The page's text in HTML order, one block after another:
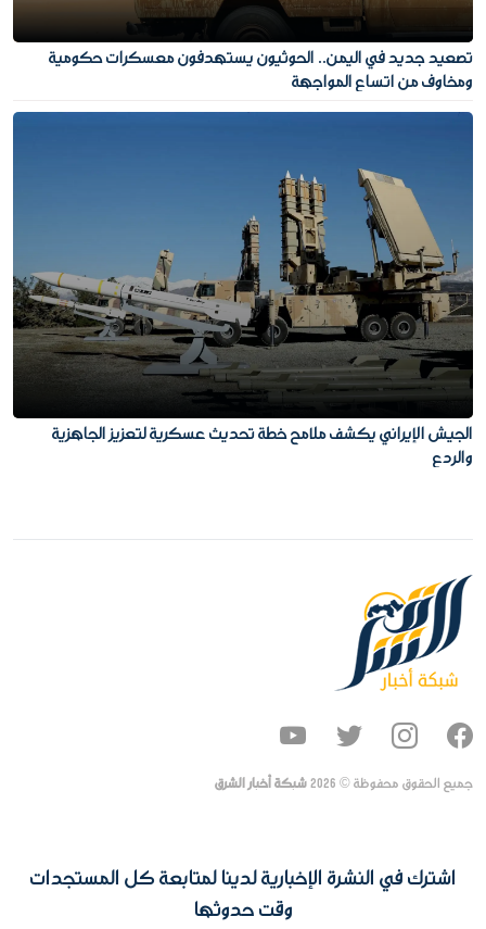
تصعيد جديد في اليمن.. الحوثيون يستهدفون معسكرات حكومية
ومخاوف من اتساع المواجهة
الجيش الإيراني يكشف ملامح خطة تحديث عسكرية لتعزيز الجاهزية
والردع
جميع الحقوق محفوظة © 2026شبكة أخبار الشرق
اشترك في النشرة الإخبارية لدينا لمتابعة كل المستجدات
وقت حدوثها